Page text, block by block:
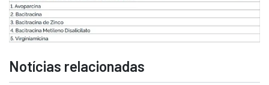
Notícias relacionadas